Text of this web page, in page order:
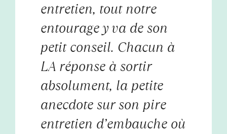
entretien, tout notre
entourage y va de son
petit conseil. Chacun à
LA réponse à sortir
absolument, la petite
anecdote sur son pire
entretien d’embauche où